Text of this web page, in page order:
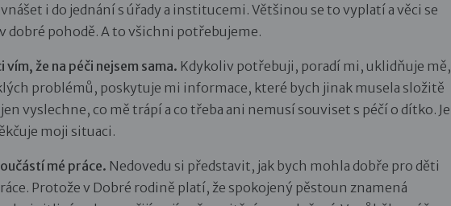
i do jednání s úřady a institucemi. Většinou se to vyplatí a věci se
dobré pohodě. A to všichni potřebujeme.
že na péči nejsem sama. Kdykoliv potřebuji, poradí mi, uklidňuje mě,
problémů, poskytuje mi informace, které bych jinak musela složitě
vyslechne, co mě trápí a co třeba ani nemusí souviset s péčí o dítko. Je
moji situaci.
mé práce. Nedovedu si představit, jak bych mohla dobře pro děti
Protože v Dobré rodině platí, že spokojený pěstoun znamená